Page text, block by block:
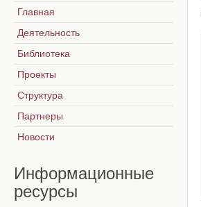
Главная
Деятельность
Библиотека
Проекты
Структура
Партнеры
Новости
Информационные
ресурсы